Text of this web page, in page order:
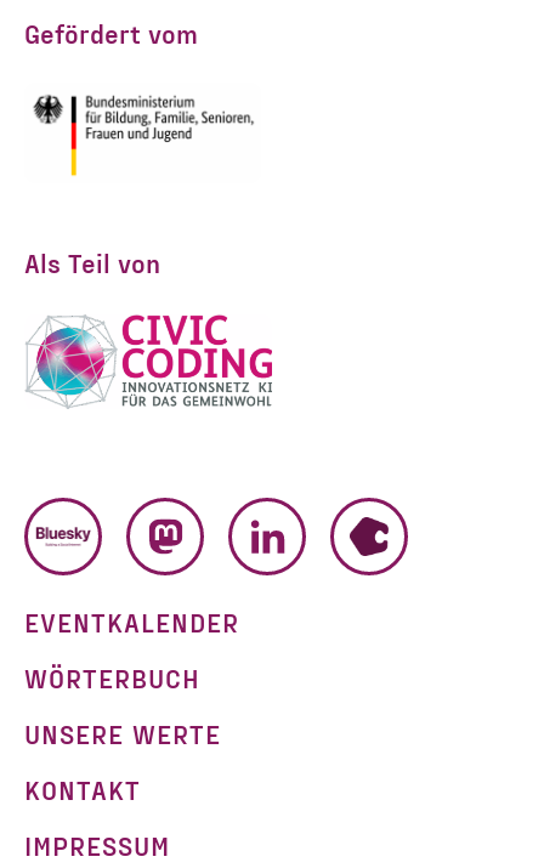
Gefördert vom
Als Teil von
BLUESKYMASTODONLINKEDINHUMHUB
EVENTKALENDER
WÖRTERBUCH
UNSERE WERTE
KONTAKT
IMPRESSUM